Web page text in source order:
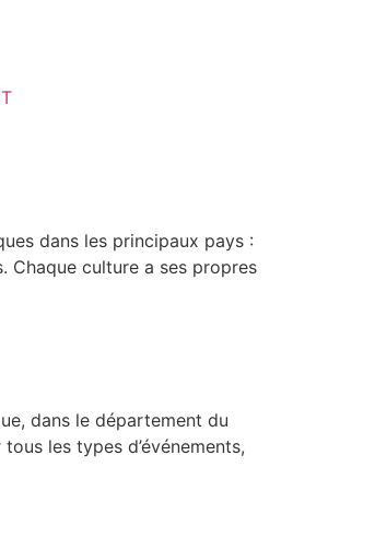
dans les principaux pays :
Chaque culture a ses propres
dans le département du
les types d’événements,